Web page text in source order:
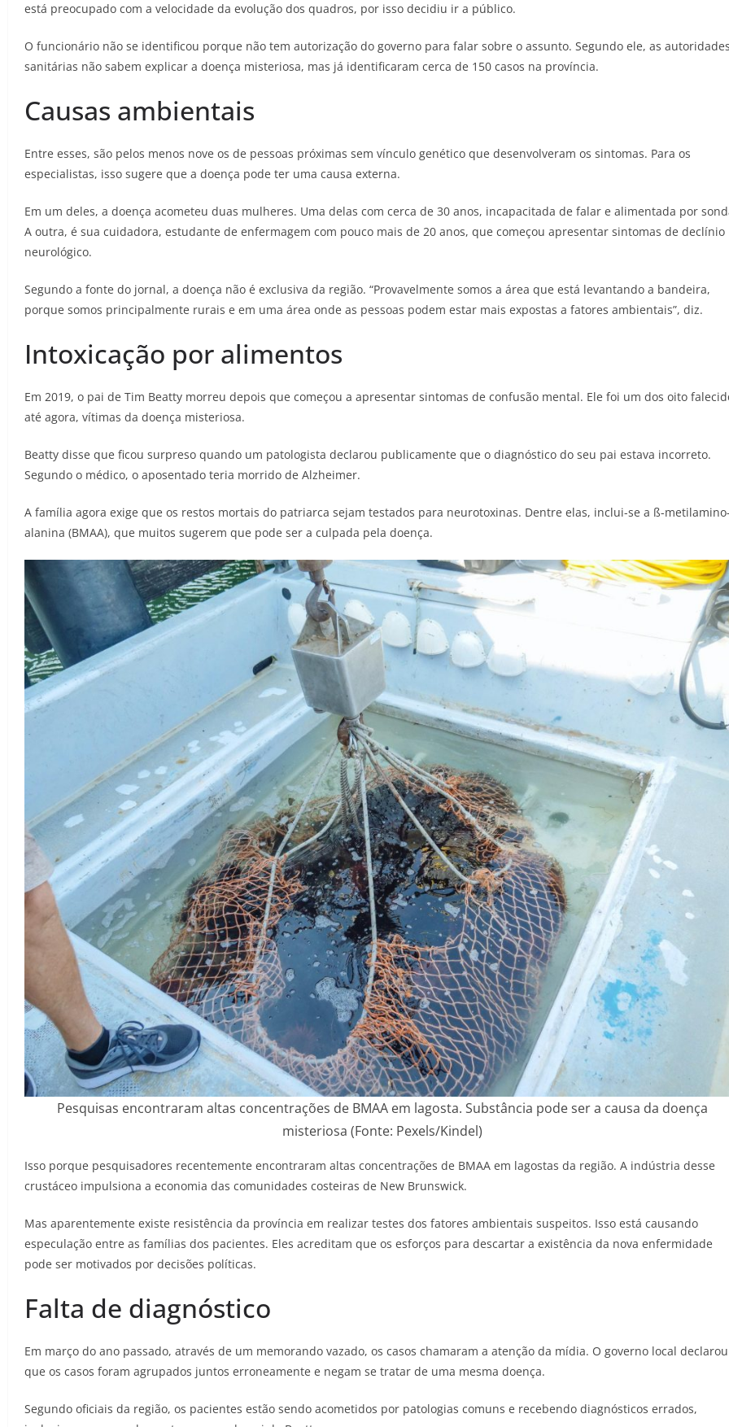
está preocupado com a velocidade da evolução dos quadros, por isso decidiu ir a público.
O funcionário não se identificou porque não tem autorização do governo para falar sobre o assunto. Segundo ele, as autoridades
sanitárias não sabem explicar a doença misteriosa, mas já identificaram cerca de 150 casos na província.
Causas ambientais
Entre esses, são pelos menos nove os de pessoas próximas sem vínculo genético que desenvolveram os sintomas. Para os
especialistas, isso sugere que a doença pode ter uma causa externa.
Em um deles, a doença acometeu duas mulheres. Uma delas com cerca de 30 anos, incapacitada de falar e alimentada por
A outra, é sua cuidadora, estudante de enfermagem com pouco mais de 20 anos, que começou apresentar sintomas de declínio
neurológico.
Segundo a fonte do jornal, a doença não é exclusiva da região. “Provavelmente somos a área que está levantando a bandeira,
porque somos principalmente rurais e em uma área onde as pessoas podem estar mais expostas a fatores ambientais”, diz.
Intoxicação por alimentos
Em 2019, o pai de Tim Beatty morreu depois que começou a apresentar sintomas de confusão mental. Ele foi um dos oito
até agora, vítimas da doença misteriosa.
Beatty disse que ficou surpreso quando um patologista declarou publicamente que o diagnóstico do seu pai estava incorreto.
Segundo o médico, o aposentado teria morrido de Alzheimer.
A família agora exige que os restos mortais do patriarca sejam testados para neurotoxinas. Dentre elas, inclui-se a ß-
alanina (BMAA), que muitos sugerem que pode ser a culpada pela doença.
Pesquisas encontraram altas concentrações de BMAA em lagosta. Substância pode ser a causa da doença
misteriosa (Fonte: Pexels/Kindel)
Isso porque pesquisadores recentemente encontraram altas concentrações de BMAA em lagostas da região. A indústria desse
crustáceo impulsiona a economia das comunidades costeiras de New Brunswick.
Mas aparentemente existe resistência da província em realizar testes dos fatores ambientais suspeitos. Isso está causando
especulação entre as famílias dos pacientes. Eles acreditam que os esforços para descartar a existência da nova enfermidade
pode ser motivados por decisões políticas.
Falta de diagnóstico
Em março do ano passado, através de um memorando vazado, os casos chamaram a atenção da mídia. O governo local declarou
que os casos foram agrupados juntos erroneamente e negam se tratar de uma mesma doença.
Segundo oficiais da região, os pacientes estão sendo acometidos por patologias comuns e recebendo diagnósticos errados,